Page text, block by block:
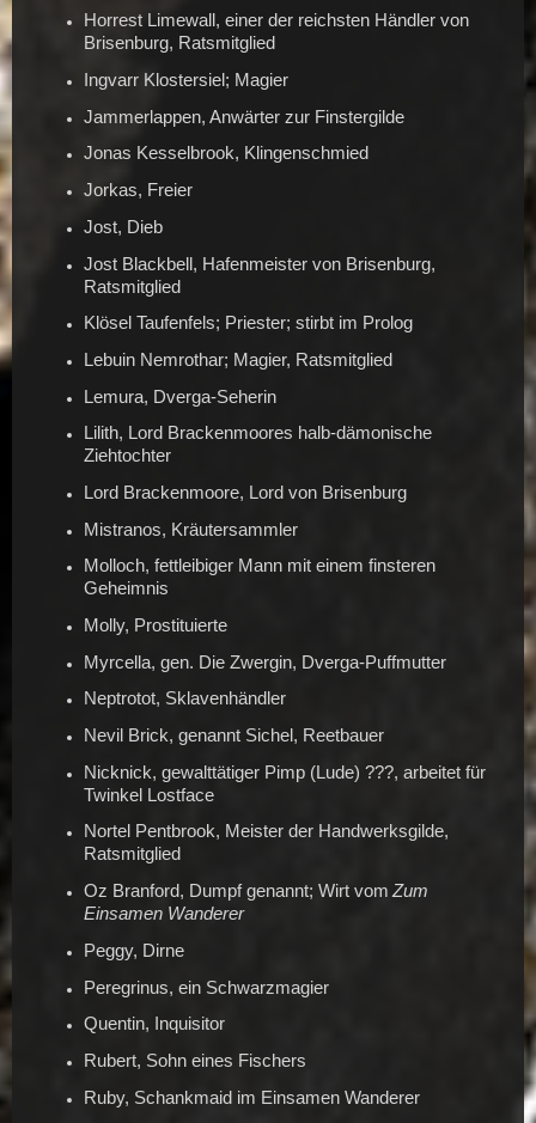
Horrest Limewall, einer der reichsten Händler von
Brisenburg, Ratsmitglied
Ingvarr Klostersiel; Magier
Jammerlappen, Anwärter zur Finstergilde
Jonas Kesselbrook, Klingenschmied
Jorkas, Freier
Jost, Dieb
Jost Blackbell, Hafenmeister von Brisenburg,
Ratsmitglied
Klösel Taufenfels; Priester; stirbt im Prolog
Lebuin Nemrothar; Magier, Ratsmitglied
Lemura, Dverga-Seherin
Lilith, Lord Brackenmoores halb-dämonische
Ziehtochter
Lord Brackenmoore, Lord von Brisenburg
Mistranos, Kräutersammler
Molloch, fettleibiger Mann mit einem finsteren
Geheimnis
Molly, Prostituierte
Myrcella, gen. Die Zwergin, Dverga-Puffmutter
Neptrotot, Sklavenhändler
Nevil Brick, genannt Sichel, Reetbauer
Nicknick, gewalttätiger Pimp (Lude) ???, arbeitet für
Twinkel Lostface
Nortel Pentbrook, Meister der Handwerksgilde,
Ratsmitglied
Oz Branford, Dumpf genannt; Wirt vom Zum
Einsamen Wanderer
Peggy, Dirne
Peregrinus, ein Schwarzmagier
Quentin, Inquisitor
Rubert, Sohn eines Fischers
Ruby, Schankmaid im Einsamen Wanderer